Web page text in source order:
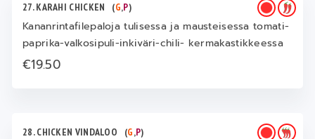
27. KARAHI CHICKEN (G,P)
Kananrintafilepaloja tulisessa ja mausteisessa tomati-
paprika-valkosipuli-inkiväri-chili- kermakastikkeessa
€19.50
28. CHICKEN VINDALOO (G,P)